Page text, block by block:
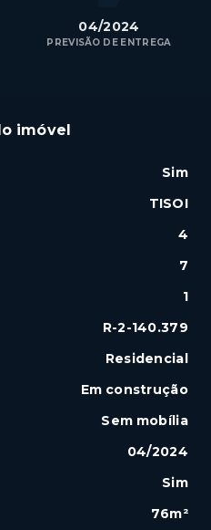
04/2024
PREVISÃO DE ENTREGA
imóvel
Sim
TISOI
4
7
1
R-2-140.379
Residencial
Em construção
Sem mobília
04/2024
Sim
76m²